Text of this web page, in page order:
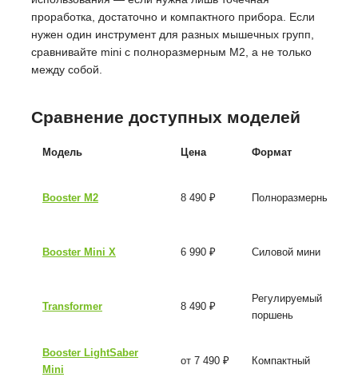
проработка, достаточно и компактного прибора. Если
нужен один инструмент для разных мышечных групп,
сравнивайте mini с полноразмерным M2, а не только
между собой.
Сравнение доступных моделей
Модель Цена Формат
Booster M2 8 490 ₽ Полноразмерный
Booster Mini X 6 990 ₽ Силовой мини
Transformer 8 490 ₽
Регулируемый
поршень
Booster LightSaber
Mini
от 7 490 ₽ Компактный